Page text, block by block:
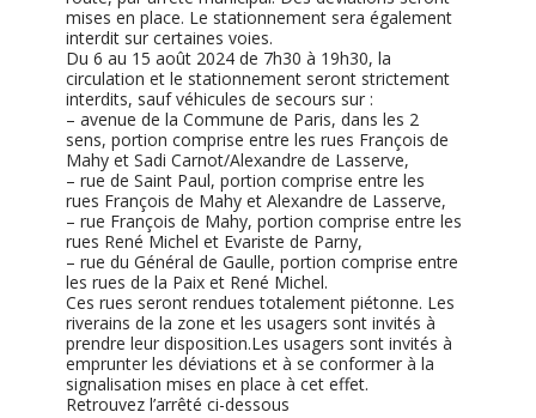
mises en place. Le stationnement sera également
interdit sur certaines voies.
Du 6 au 15 août 2024 de 7h30 à 19h30, la
circulation et le stationnement seront strictement
interdits, sauf véhicules de secours sur :
– avenue de la Commune de Paris, dans les 2
sens, portion comprise entre les rues François de
Mahy et Sadi Carnot/Alexandre de Lasserve,
– rue de Saint Paul, portion comprise entre les
rues François de Mahy et Alexandre de Lasserve,
– rue François de Mahy, portion comprise entre les
rues René Michel et Evariste de Parny,
– rue du Général de Gaulle, portion comprise entre
les rues de la Paix et René Michel.
Ces rues seront rendues totalement piétonne. Les
riverains de la zone et les usagers sont invités à
prendre leur disposition.Les usagers sont invités à
emprunter les déviations et à se conformer à la
signalisation mises en place à cet effet.
Retrouvez l’arrêté ci-dessous